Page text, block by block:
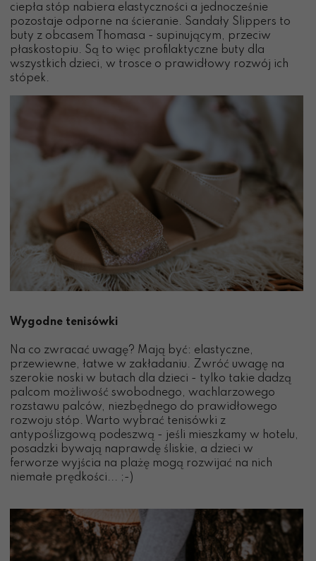
ciepła stóp nabiera elastyczności a jednocześnie
pozostaje odporne na ścieranie. Sandały Slippers to
buty z obcasem Thomasa - supinującym, przeciw
płaskostopiu. Są to więc profilaktyczne buty dla
wszystkich dzieci, w trosce o prawidłowy rozwój ich
stópek.
Wygodne tenisówki
Na co zwracać uwagę? Mają być: elastyczne,
przewiewne, łatwe w zakładaniu. Zwróć uwagę na
szerokie noski w butach dla dzieci - tylko takie dadzą
palcom możliwość swobodnego, wachlarzowego
rozstawu palców, niezbędnego do prawidłowego
rozwoju stóp. Warto wybrać tenisówki z
antypoślizgową podeszwą - jeśli mieszkamy w hotelu,
posadzki bywają naprawdę śliskie, a dzieci w
ferworze wyjścia na plażę mogą rozwijać na nich
niemałe prędkości... ;-)